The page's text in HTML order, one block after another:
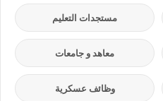
مستجدات التعليم
معاهد و جامعات
وظائف عسكرية